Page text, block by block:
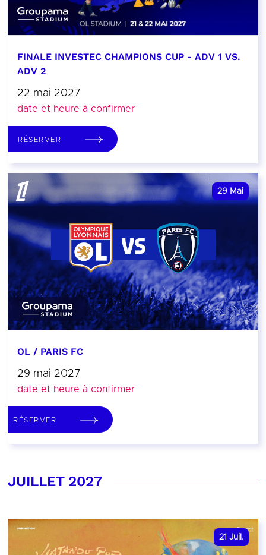
FINALE INVESTEC CHAMPIONS CUP - ADV 1 VS.
ADV 2
22 mai 2027
date et heure à confirmer
RÉSERVER
29 Mai
OL / PARIS FC
29 mai 2027
date et heure à confirmer
RÉSERVER
JUILLET 2027
21 Juil.